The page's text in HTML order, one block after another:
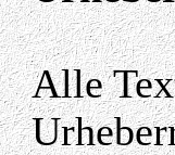
Alle